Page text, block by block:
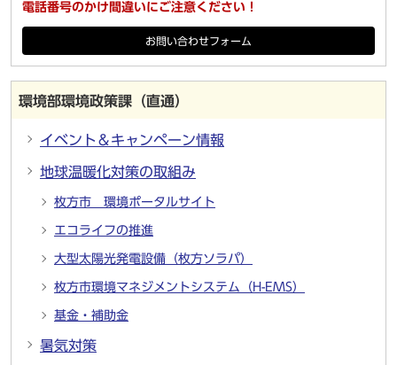
電話番号のかけ間違いにご注意ください！
お問い合わせフォーム
環境部環境政策課（直通）
イベント＆キャンペーン情報
地球温暖化対策の取組み
枚方市 環境ポータルサイト
エコライフの推進
大型太陽光発電設備（枚方ソラパ）
枚方市環境マネジメントシステム（H-EMS）
基金・補助金
暑気対策